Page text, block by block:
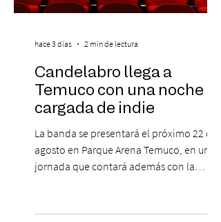
Candelabro llega a
Temuco con una noche
cargada de indie
La banda se presentará el próximo 22 de
agosto en Parque Arena Temuco, en una
jornada que contará además con la
agosto, el Parque Arena Temuco será
hace 3 días 2 min de lectura